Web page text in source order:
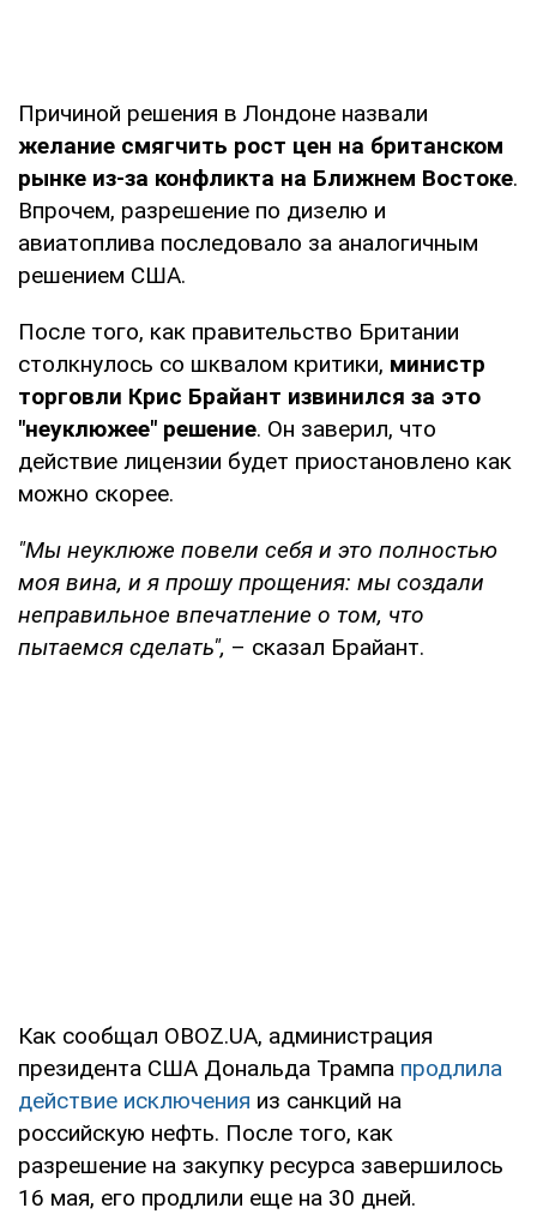
Причиной решения в Лондоне назвали
желание смягчить рост цен на британском
рынке из-за конфликта на Ближнем Востоке.
Впрочем, разрешение по дизелю и
авиатоплива последовало за аналогичным
решением США.
После того, как правительство Британии
столкнулось со шквалом критики, министр
торговли Крис Брайант извинился за это
"неуклюжее" решение. Он заверил, что
действие лицензии будет приостановлено как
можно скорее.
"Мы неуклюже повели себя и это полностью
моя вина, и я прошу прощения: мы создали
неправильное впечатление о том, что
пытаемся сделать", – сказал Брайант.
Как сообщал OBOZ.UA, администрация
президента США Дональда Трампа продлила
действие исключения из санкций на
российскую нефть. После того, как
разрешение на закупку ресурса завершилось
16 мая, его продлили еще на 30 дней.